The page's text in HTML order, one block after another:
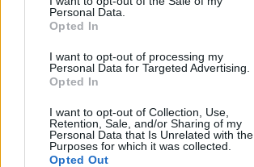
Personal Data.
Opted In
I want to opt-out of processing my
Personal Data for Targeted Advertising.
Opted In
I want to opt-out of Collection, Use,
Retention, Sale, and/or Sharing of my
Personal Data that Is Unrelated with the
Purposes for which it was collected.
Opted Out